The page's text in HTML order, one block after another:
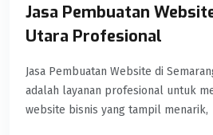
Jasa Pembuatan
Utara Profesional
Jasa Pembuatan Website di
adalah layanan profesional untuk
website bisnis yang tampil menarik,